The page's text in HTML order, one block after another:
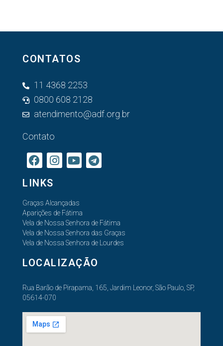
CONTATOS
11 4368 2253
0800 608 2128
atendimento@adf.org.br
Contato
LINKS
Graças Alcançadas
Aparições de Fátima
Vela de Nossa Senhora de Fátima
Vela de Nossa Senhora das Graças
Vela de Nossa Senhora de Lourdes
LOCALIZAÇÃO
Rua Barão de Pirapama, 165, Jardim Leonor, São Paulo, SP,
05614-070